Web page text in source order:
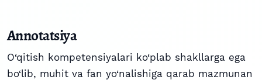
Annotatsiya
O‘qitish kompetensiyalari ko‘plab shakllarga ega
bo‘lib, muhit va fan yo‘nalishiga qarab mazmunan